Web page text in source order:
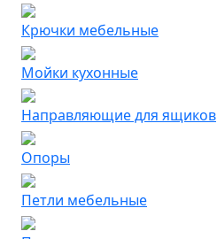
Крючки мебельные
Мойки кухонные
Направляющие для ящиков
Опоры
Петли мебельные